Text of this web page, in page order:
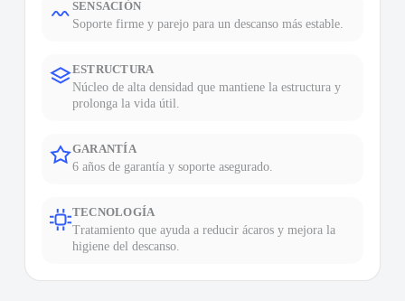
SENSACIÓN
Soporte firme y parejo para un descanso más estable.
ESTRUCTURA
Núcleo de alta densidad que mantiene la estructura y
prolonga la vida útil.
GARANTÍA
6 años de garantía y soporte asegurado.
TECNOLOGÍA
Tratamiento que ayuda a reducir ácaros y mejora la
higiene del descanso.